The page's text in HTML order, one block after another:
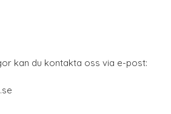
kan du kontakta oss via e-post: